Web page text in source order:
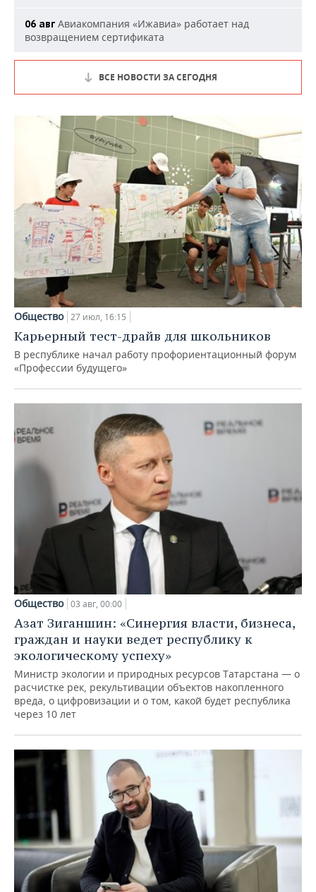
06 авг Авиакомпания «Ижавиа» работает над
возвращением сертификата
ВСЕ НОВОСТИ ЗА СЕГОДНЯ
Общество 27 июл, 16:15
Карьерный тест-драйв для школьников
В республике начал работу профориентационный форум
«Профессии будущего»
Общество 03 авг, 00:00
Азат Зиганшин: «Синергия власти, бизнеса,
граждан и науки ведет республику к
экологическому успеху»
Министр экологии и природных ресурсов Татарстана — о
расчистке рек, рекультивации объектов накопленного
вреда, о цифровизации и о том, какой будет республика
через 10 лет